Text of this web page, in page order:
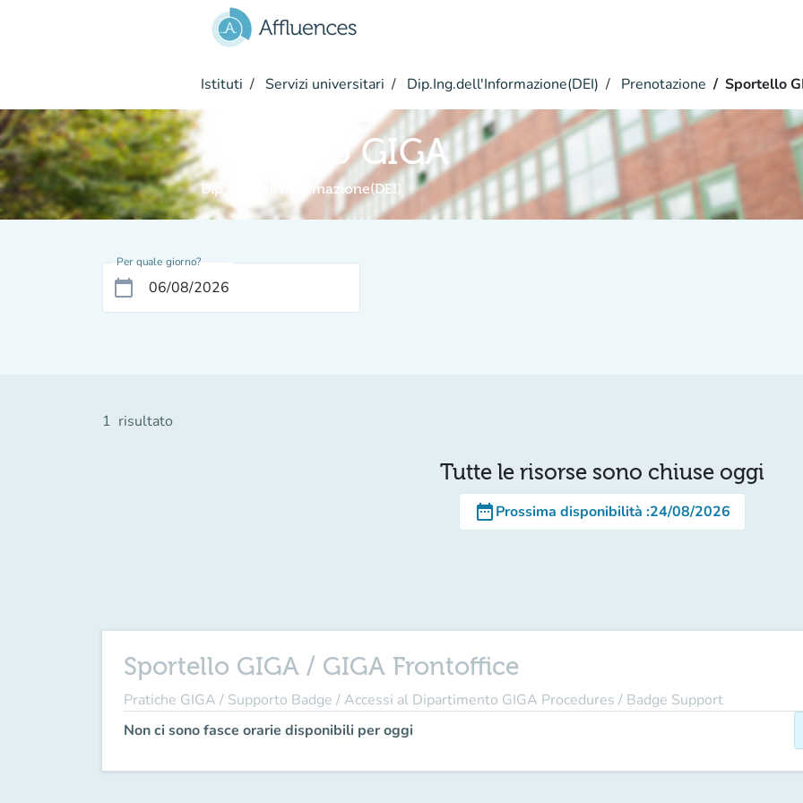
Istituti Servizi universitari Dip.Ing.dell'Informazione(DEI) Prenotazione Sportello
Sportello GIGA
Dip.Ing.dell'Informazione(DEI)
Per quale giorno?
calendar_today
1 risultato
Tutte le risorse sono chiuse oggi
date_rangeProssima disponibilità :24/08/2026
Sportello GIGA / GIGA Frontoffice
Pratiche GIGA / Supporto Badge / Accessi al Dipartimento GIGA Procedures / Badge Support
Non ci sono fasce orarie disponibili per oggi